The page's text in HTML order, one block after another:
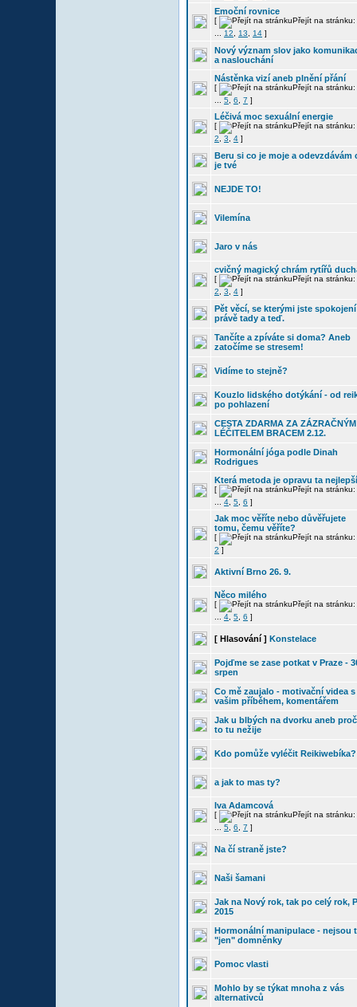
Emoční rovnice
[
Přejít na stránku:
12 13 14 ]
Nový význam slov jako
a naslouchání
Nástěnka vizí aneb plnění přání
[
Přejít na stránku:
5 6 7 ]
Léčivá moc sexuální energie
[
Přejít na stránku:
2
3 4 ]
Beru si co je moje a odevzdávám
je tvé
NEJDE TO!
Vilemína
Jaro v nás
cvičný magický chrám rytířů
[
Přejít na stránku:
2
3 4 ]
Pět věcí, se kterými jste spokojení
právě tady a teď.
Tančíte a zpíváte si doma? Aneb
zatočíme se stresem!
Vidíme to stejně?
Kouzlo lidského dotýkání - od
po pohlazení
CESTA ZDARMA ZA ZÁZRAČNÝM
LÉČITELEM BRACEM 2.12.
Hormonální jóga podle Dinah
Rodrigues
Která metoda je opravu ta
[
Přejít na stránku:
4 5 6 ]
Jak moc věříte nebo důvěřujete
tomu, čemu věříte?
[
Přejít na stránku:
2 ]
Aktivní Brno 26. 9.
Něco milého
[
Přejít na stránku:
4 5 6 ]
[ Hlasování ] Konstelace
Pojďme se zase potkat v Praze -
srpen
Co mě zaujalo - motivační videa s
vašim příběhem, komentářem
Jak u blbých na dvorku aneb proč
to tu nežije
Kdo pomůže vyléčit Reikiwebíka?
a jak to mas ty?
Iva Adamcová
[
Přejít na stránku:
5 6 7 ]
Na čí straně jste?
Naši šamani
Jak na Nový rok, tak po celý rok,
2015
Hormonální manipulace - nejsou
"jen" domněnky
Pomoc vlasti
Mohlo by se týkat mnoha z vás
alternativců